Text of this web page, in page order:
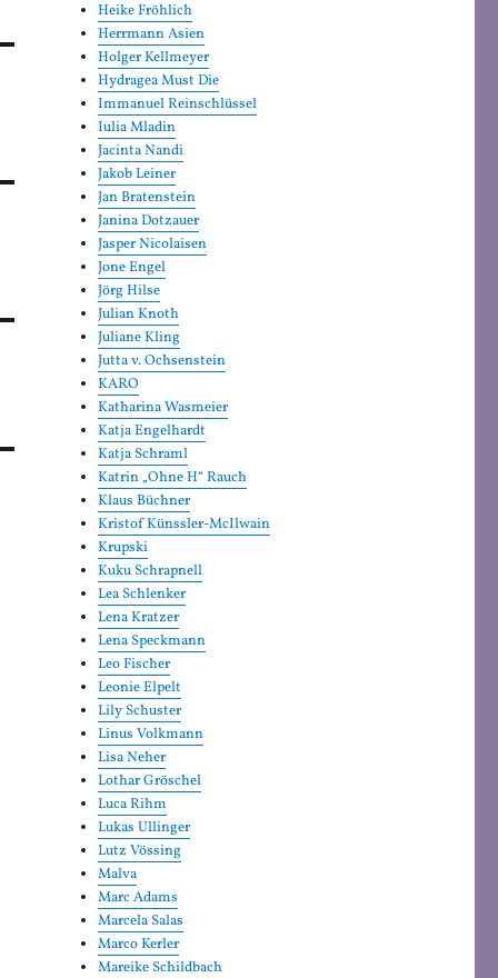
Heike Fröhlich
Herrmann Asien
Holger Kellmeyer
Hydragea Must Die
Immanuel Reinschlüssel
Iulia Mladin
Jacinta Nandi
Jakob Leiner
Jan Bratenstein
Janina Dotzauer
Jasper Nicolaisen
Jone Engel
Jörg Hilse
Julian Knoth
Juliane Kling
Jutta v. Ochsenstein
KARO
Katharina Wasmeier
Katja Engelhardt
Katja Schraml
Katrin „Ohne H“ Rauch
Klaus Büchner
Kristof Künssler-McIlwain
Krupski
Kuku Schrapnell
Lea Schlenker
Lena Kratzer
Lena Speckmann
Leo Fischer
Leonie Elpelt
Lily Schuster
Linus Volkmann
Lisa Neher
Lothar Gröschel
Luca Rihm
Lukas Ullinger
Lutz Vössing
Malva
Marc Adams
Marcela Salas
Marco Kerler
Mareike Schildbach